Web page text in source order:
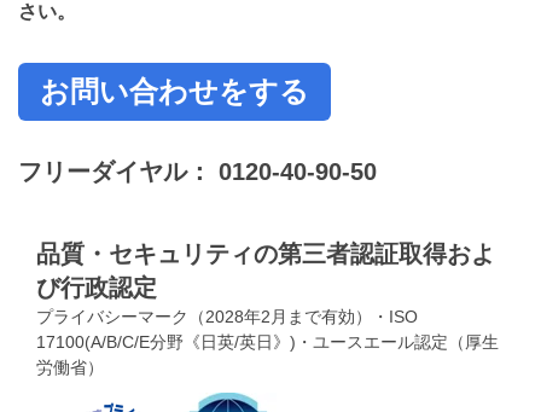
さい。
お問い合わせをする
フリーダイヤル： 0120-40-90-50
品質・セキュリティの第三者認証取得およ
び行政認定
プライバシーマーク（2028年2月まで有効）・ISO
17100(A/B/C/E分野《日英/英日》)・ユースエール認定（厚生
労働省）